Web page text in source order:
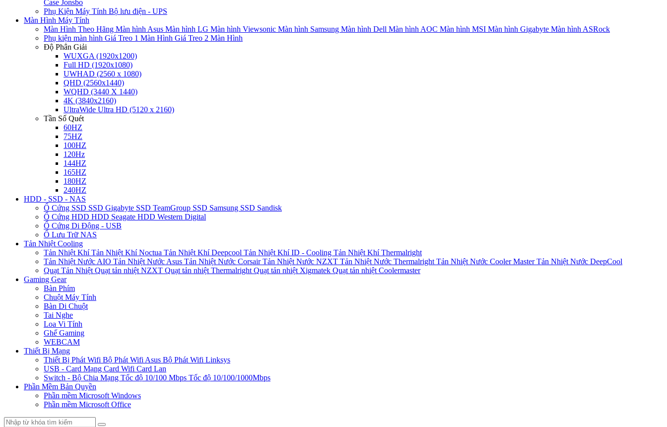
Case Jonsbo
Phụ Kiện Máy Tính Bộ lưu điện - UPS
Màn Hình Máy Tính
Màn Hình Theo Hãng Màn hình Asus Màn hình LG Màn hình Viewsonic Màn hình Samsung Màn hình Dell Màn hình AOC Màn hình MSI Màn hình Gigabyte Màn hình ASRock
Phụ kiện màn hình Giá Treo 1 Màn Hình Giá Treo 2 Màn Hình
Độ Phân Giải
WUXGA (1920x1200)
Full HD (1920x1080)
UWHAD (2560 x 1080)
QHD (2560x1440)
WQHD (3440 X 1440)
4K (3840x2160)
UltraWide Ultra HD (5120 x 2160)
Tần Số Quét
60HZ
75HZ
100HZ
120Hz
144HZ
165HZ
180HZ
240HZ
HDD - SSD - NAS
Ổ Cứng SSD SSD Gigabyte SSD TeamGroup SSD Samsung SSD Sandisk
Ổ Cứng HDD HDD Seagate HDD Western Digital
Ổ Cứng Di Động - USB
Ổ Lưu Trữ NAS
Tản Nhiệt Cooling
Tản Nhiệt KhíTản Nhiệt Khí Noctua Tản Nhiệt Khí Deepcool Tản Nhiệt Khí ID - Cooling Tản Nhiệt Khí Thermalright
Tản Nhiệt Nước AIO Tản Nhiệt Nước Asus Tản Nhiệt Nước CorsairTản Nhiệt Nước NZXT Tản Nhiệt Nước Thermalright Tản Nhiệt Nước Cooler MasterTản Nhiệt Nước DeepCool
Quạt Tản Nhiệt Quạt tản nhiệt NZXT Quạt tản nhiệt Thermalright Quạt tản nhiệt Xigmatek Quạt tản nhiệt Coolermaster
Gaming Gear
Bàn Phím
Chuột Máy Tính
Bàn Di Chuột
Tai Nghe
Loa Vi Tính
Ghế Gaming
WEBCAM
Thiết Bị Mạng
Thiết Bị Phát Wifi Bộ Phát Wifi Asus Bộ Phát Wifi Linksys
USB - Card Mạng Card Wifi Card Lan
Switch - Bộ Chia Mạng Tốc độ 10/100 Mbps Tốc độ 10/100/1000Mbps
Phần Mềm Bản Quyền
Phần mềm Microsoft Windows
Phần mềm Microsoft Office